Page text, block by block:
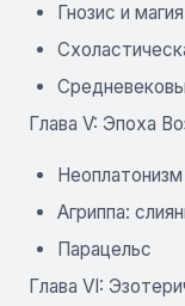
Гнозис и
Глава V: Эпоха
Агриппа:
Парацельс
Глава VI: